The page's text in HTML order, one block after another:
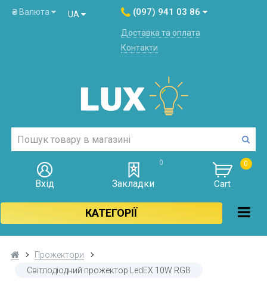
₴ Валюта UA (097) 941 03 86
Доставка та оплата
Контакти
Вхід
0
Закладки
0
Cart
КАТЕГОРІЇ
Прожектори
Світлодіодний прожектор LedEX 10W RGB